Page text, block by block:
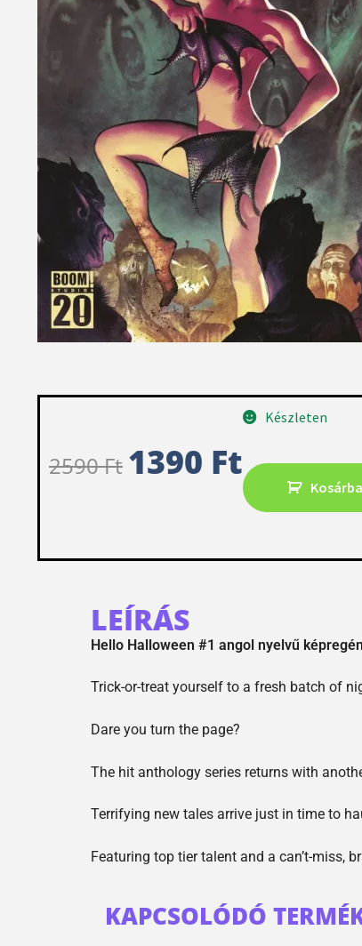
2590Ft 1390 Ft
Készleten
Kosárba
LEÍRÁS
Hello Halloween #1 angol nyelvű
Trick-or-treat yourself to a fresh batch of
Dare you turn the page?
The hit anthology series returns with
Terrifying new tales arrive just in time to
Featuring top tier talent and a can’t-miss,
KAPCSOLÓDÓ